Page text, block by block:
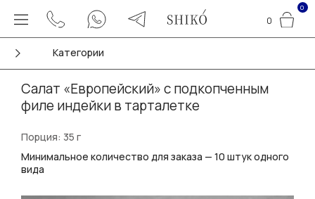
0
0
Категории
Салат «Европейский» с подкопченным
филе индейки в тарталетке
Порция: 35 г
Минимальное количество для заказа — 10 штук одного
вида